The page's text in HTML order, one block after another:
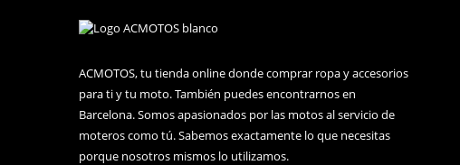
ACMOTOS, tu tienda online donde comprar ropa y accesorios
para ti y tu moto. También puedes encontrarnos en
Barcelona. Somos apasionados por las motos al servicio de
moteros como tú. Sabemos exactamente lo que necesitas
porque nosotros mismos lo utilizamos.